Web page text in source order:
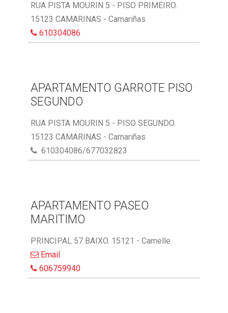
RUA PISTA MOURIN 5 - PISO PRIMEIRO.
15123 CAMARINAS - Camariñas
610304086
APARTAMENTO GARROTE PISO
SEGUNDO
RUA PISTA MOURIN 5 - PISO SEGUNDO.
15123 CAMARINAS - Camariñas
610304086/677032823
APARTAMENTO PASEO
MARITIMO
PRINCIPAL 57 BAIXO. 15121 - Camelle
Email
606759940